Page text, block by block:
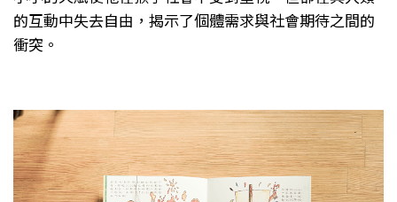
的互動中失去自由，揭示了個體需求與社會期待之間的
衝突。